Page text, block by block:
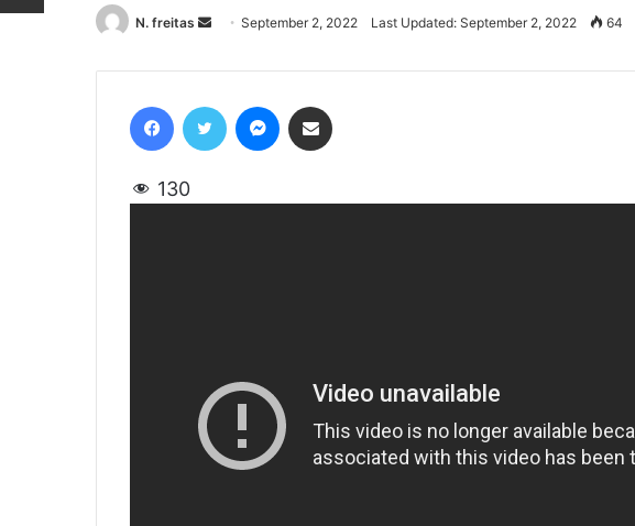
N. freitas
Send
email
September 2, 2022 Last Updated: September 2, 2022 64
130